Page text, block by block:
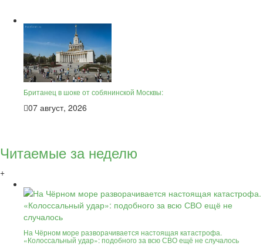
Британец в шоке от собянинской Москвы:
07 август, 2026
Читаемые за неделю
+
На Чёрном море разворачивается настоящая катастрофа.
«Колоссальный удар»: подобного за всю СВО ещё не случалось